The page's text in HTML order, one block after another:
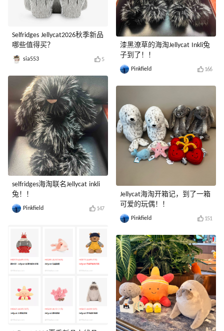
Selfridges Jellycat2026秋季新品
哪些值得买？
sia553 5
selfridges海淘联名Jellycat inkli
兔！！
Pinkfield 147
漆黑潦草的海淘Jellycat Inkli兔
子到了！！
Pinkfield 166
Jellycat海淘开箱记，到了一箱
可爱的玩偶！！
Pinkfield 151